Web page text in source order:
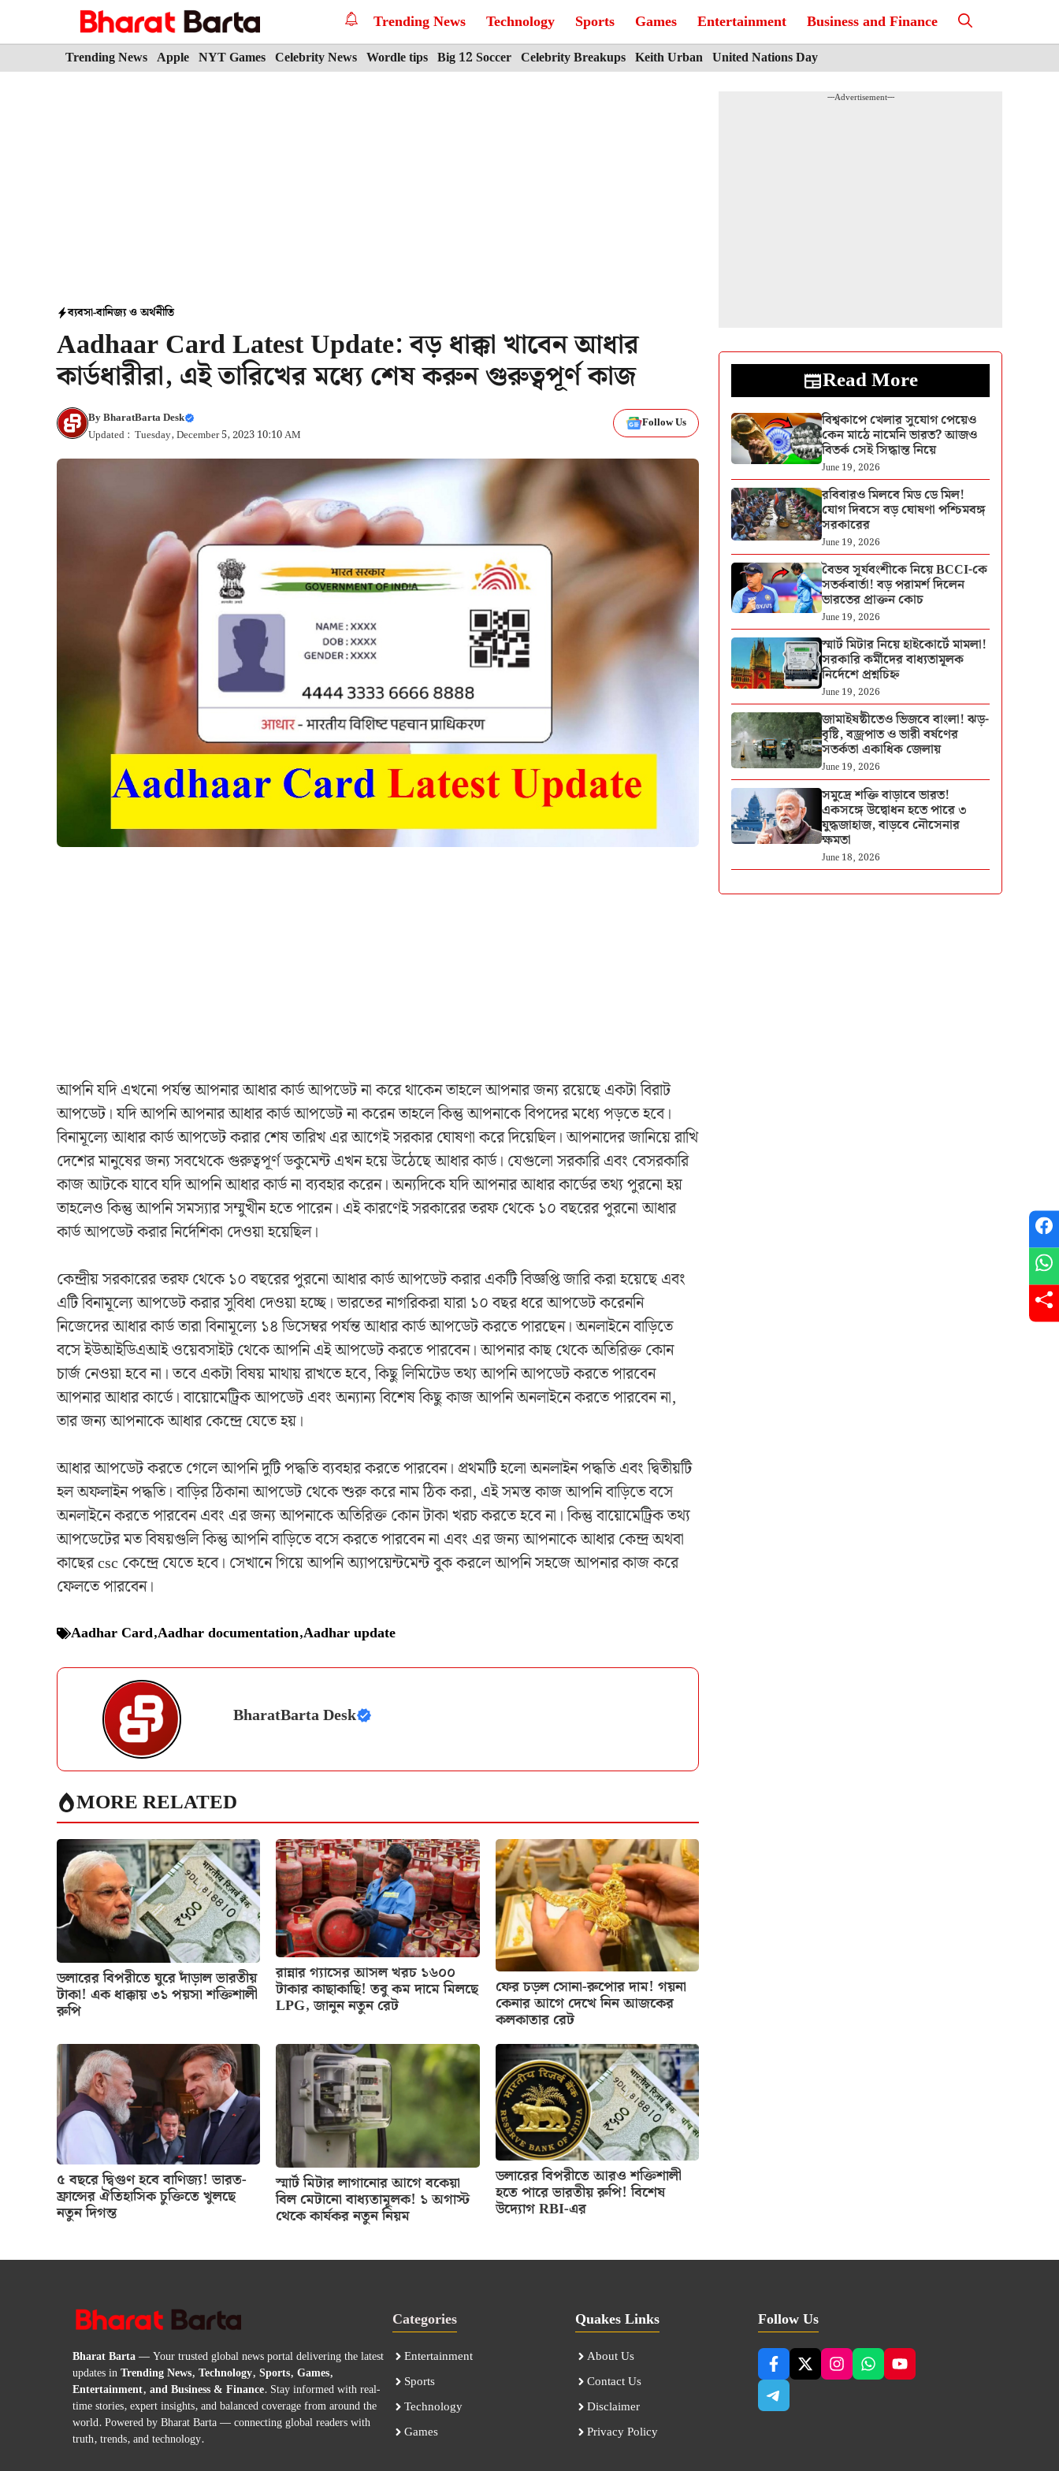
Trending News Technology Sports Games Entertainment Business and Finance
Trending News Apple NYT Games Celebrity News Wordle tips Big 12 Soccer Celebrity Breakups Keith Urban United Nations Day
ব্যবসা-বানিজ্য ও অর্থনীতি
Aadhaar Card Latest Update: বড় ধাক্কা খাবেন আধার
কার্ডধারীরা, এই তারিখের মধ্যে শেষ করুন গুরুত্বপূর্ণ কাজ
ByBharatBarta Desk
Updated : Tuesday, December 5, 2023 10:10 AM
Follow Us
আপনি যদি এখনো পর্যন্ত আপনার আধার কার্ড আপডেট না করে থাকেন তাহলে আপনার জন্য রয়েছে একটা বিরাট
আপডেট। যদি আপনি আপনার আধার কার্ড আপডেট না করেন তাহলে কিন্তু আপনাকে বিপদের মধ্যে পড়তে হবে।
বিনামূল্যে আধার কার্ড আপডেট করার শেষ তারিখ এর আগেই সরকার ঘোষণা করে দিয়েছিল। আপনাদের জানিয়ে রাখি
দেশের মানুষের জন্য সবথেকে গুরুত্বপূর্ণ ডকুমেন্ট এখন হয়ে উঠেছে আধার কার্ড। যেগুলো সরকারি এবং বেসরকারি
কাজ আটকে যাবে যদি আপনি আধার কার্ড না ব্যবহার করেন। অন্যদিকে যদি আপনার আধার কার্ডের তথ্য পুরনো হয়
তাহলেও কিন্তু আপনি সমস্যার সম্মুখীন হতে পারেন। এই কারণেই সরকারের তরফ থেকে ১০ বছরের পুরনো আধার
কার্ড আপডেট করার নির্দেশিকা দেওয়া হয়েছিল।
কেন্দ্রীয় সরকারের তরফ থেকে ১০ বছরের পুরনো আধার কার্ড আপডেট করার একটি বিজ্ঞপ্তি জারি করা হয়েছে এবং
এটি বিনামূল্যে আপডেট করার সুবিধা দেওয়া হচ্ছে। ভারতের নাগরিকরা যারা ১০ বছর ধরে আপডেট করেননি
নিজেদের আধার কার্ড তারা বিনামূল্যে ১৪ ডিসেম্বর পর্যন্ত আধার কার্ড আপডেট করতে পারছেন। অনলাইনে বাড়িতে
বসে ইউআইডিএআই ওয়েবসাইট থেকে আপনি এই আপডেট করতে পারবেন। আপনার কাছ থেকে অতিরিক্ত কোন
চার্জ নেওয়া হবে না। তবে একটা বিষয় মাথায় রাখতে হবে, কিছু লিমিটেড তথ্য আপনি আপডেট করতে পারবেন
আপনার আধার কার্ডে। বায়োমেট্রিক আপডেট এবং অন্যান্য বিশেষ কিছু কাজ আপনি অনলাইনে করতে পারবেন না,
তার জন্য আপনাকে আধার কেন্দ্রে যেতে হয়।
আধার আপডেট করতে গেলে আপনি দুটি পদ্ধতি ব্যবহার করতে পারবেন। প্রথমটি হলো অনলাইন পদ্ধতি এবং দ্বিতীয়টি
হল অফলাইন পদ্ধতি। বাড়ির ঠিকানা আপডেট থেকে শুরু করে নাম ঠিক করা, এই সমস্ত কাজ আপনি বাড়িতে বসে
অনলাইনে করতে পারবেন এবং এর জন্য আপনাকে অতিরিক্ত কোন টাকা খরচ করতে হবে না। কিন্তু বায়োমেট্রিক তথ্য
আপডেটের মত বিষয়গুলি কিন্তু আপনি বাড়িতে বসে করতে পারবেন না এবং এর জন্য আপনাকে আধার কেন্দ্র অথবা
কাছের csc কেন্দ্রে যেতে হবে। সেখানে গিয়ে আপনি অ্যাপয়েন্টমেন্ট বুক করলে আপনি সহজে আপনার কাজ করে
ফেলতে পারবেন।
Aadhar Card,Aadhar documentation,Aadhar update
BharatBarta Desk
MORE RELATED
ডলারের বিপরীতে ঘুরে দাঁড়াল ভারতীয়
টাকা! এক ধাক্কায় ৩১ পয়সা শক্তিশালী
রুপি
রান্নার গ্যাসের আসল খরচ ১৬০০
টাকার কাছাকাছি! তবু কম দামে মিলছে
LPG, জানুন নতুন রেট
ফের চড়ল সোনা-রুপোর দাম! গয়না
কেনার আগে দেখে নিন আজকের
কলকাতার রেট
৫ বছরে দ্বিগুণ হবে বাণিজ্য! ভারত-
ফ্রান্সের ঐতিহাসিক চুক্তিতে খুলছে
নতুন দিগন্ত
স্মার্ট মিটার লাগানোর আগে বকেয়া
বিল মেটানো বাধ্যতামূলক! ১ অগাস্ট
থেকে কার্যকর নতুন নিয়ম
ডলারের বিপরীতে আরও শক্তিশালী
হতে পারে ভারতীয় রুপি! বিশেষ
উদ্যোগ RBI-এর
---Advertisement---
Read More
বিশ্বকাপে খেলার সুযোগ পেয়েও
কেন মাঠে নামেনি ভারত? আজও
বিতর্ক সেই সিদ্ধান্ত নিয়ে
June 19, 2026
রবিবারও মিলবে মিড ডে মিল!
যোগ দিবসে বড় ঘোষণা পশ্চিমবঙ্গ
সরকারের
June 19, 2026
বৈভব সূর্যবংশীকে নিয়ে BCCI-কে
সতর্কবার্তা! বড় পরামর্শ দিলেন
ভারতের প্রাক্তন কোচ
June 19, 2026
স্মার্ট মিটার নিয়ে হাইকোর্টে মামলা!
সরকারি কর্মীদের বাধ্যতামূলক
নির্দেশে প্রশ্নচিহ্ন
June 19, 2026
জামাইষষ্ঠীতেও ভিজবে বাংলা! ঝড়-
বৃষ্টি, বজ্রপাত ও ভারী বর্ষণের
সতর্কতা একাধিক জেলায়
June 19, 2026
সমুদ্রে শক্তি বাড়াবে ভারত!
একসঙ্গে উদ্বোধন হতে পারে ৩
যুদ্ধজাহাজ, বাড়বে নৌসেনার
ক্ষমতা
June 18, 2026
Bharat Barta— Your trusted global news portal delivering the latest
updates inTrending News, Technology, Sports, Games,
Entertainment, and Business & Finance. Stay informed with real-
time stories, expert insights, and balanced coverage from around the
world. Powered by Bharat Barta — connecting global readers with
truth, trends, and technology.
Categories
Entertainment
Sports
Technology
Games
Quakes Links
About Us
Contact Us
Disclaimer
Privacy Policy
Follow Us